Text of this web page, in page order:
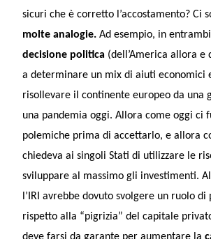
sicuri che è corretto l’accostamento? Ci
molte analogie. Ad esempio, in
decisione politica (dell’America allora e
a determinare un mix di aiuti economici
risollevare il continente europeo da una
una pandemia oggi. Allora come oggi ci
polemiche prima di accettarlo, e allora
chiedeva ai singoli Stati di utilizzare le
sviluppare al massimo gli investimenti.
l’IRI avrebbe dovuto svolgere un ruolo di
rispetto alla “pigrizia” del capitale